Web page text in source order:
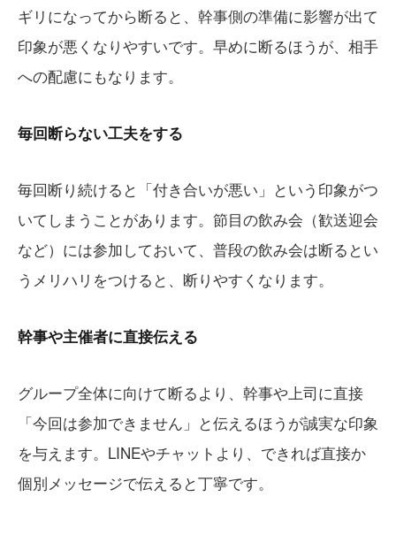
ギリになってから断ると、幹事側の準備に影響が出て
印象が悪くなりやすいです。早めに断るほうが、相手
への配慮にもなります。
毎回断らない工夫をする
毎回断り続けると「付き合いが悪い」という印象がつ
いてしまうことがあります。節目の飲み会（歓送迎会
など）には参加しておいて、普段の飲み会は断るとい
うメリハリをつけると、断りやすくなります。
幹事や主催者に直接伝える
グループ全体に向けて断るより、幹事や上司に直接
「今回は参加できません」と伝えるほうが誠実な印象
を与えます。LINEやチャットより、できれば直接か
個別メッセージで伝えると丁寧です。